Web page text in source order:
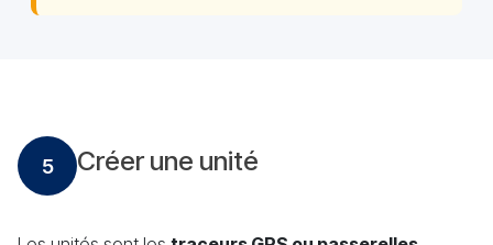
5 Créer une unité